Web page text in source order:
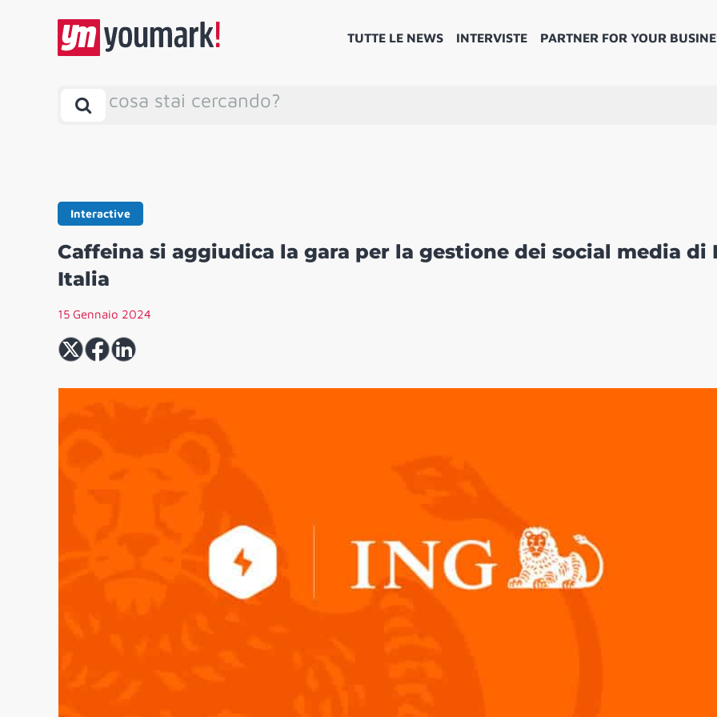
TUTTE LE NEWS INTERVISTE PARTNER FOR YOUR
cosa stai cercando?
Interactive
Caffeina si aggiudica la gara per la gestione dei social media di
Italia
15 Gennaio 2024